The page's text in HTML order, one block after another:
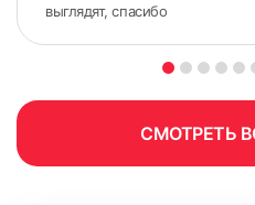
выглядят, спасибо
СМОТРЕТЬ